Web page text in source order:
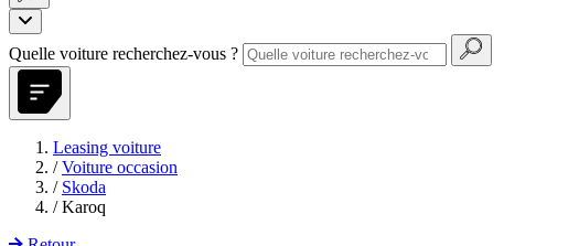
Quelle voiture recherchez-vous ?
Leasing voiture
/ Voiture occasion
/ Skoda
/ Karoq